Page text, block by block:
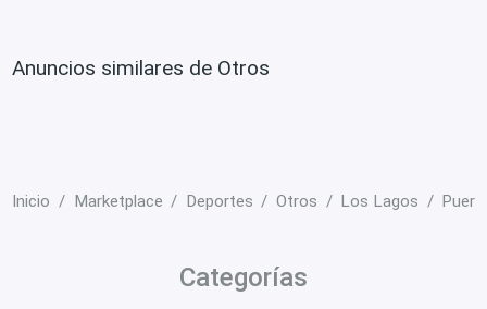
Anuncios similares de Otros
Inicio Marketplace Deportes Otros Los Lagos
Categorías